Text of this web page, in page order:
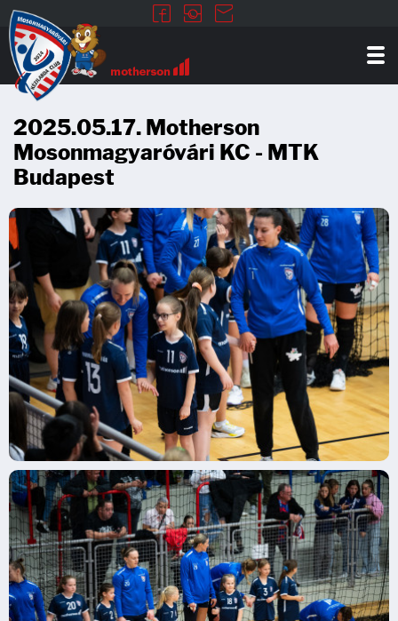
2025.05.17. Motherson
Mosonmagyaróvári KC - MTK
Budapest